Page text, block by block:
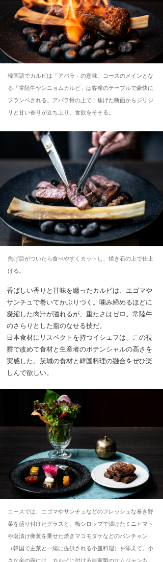
韓国語でカルビは「アバラ」の意味。コースのメインとな
る「常陸牛ヤンニョムカルビ」は客席のテーブルで豪快に
フランベされる。アバラ骨の上で、焦げた断面からジリジ
リと甘い香りが立ち上り、食欲をそそる。
焦げ目がついたら食べやすくカットし、焼き石の上で仕上
げる。
香ばしい香りと甘味を纏ったカルビは、エゴマや
サンチュで巻いてかぶりつく。噛み締めるほどに
凝縮した肉汁が溢れるが、重たさはゼロ。常陸牛
のさらりとした脂のなせる技だ。
日本食材にリスペクトを持つイシェフは、この視
察で改めて食材と生産者のポテンシャルの高さを
実感した。茨城の食材と韓国料理の融合をぜひ楽
しんで欲しい。
コースでは、エゴマやサンチュなどのフレッシュな巻き野
菜を盛り付けたグラスと、梅シロップで漬けたミニトマト
や塩漬け卵黄を乗せた焼きマコモダケなどのパンチャン
（韓国で主菜と一緒に提供される小皿料理）を添えて。小
さな金の壺には、カルビに付ける自家製のサムジャンも。